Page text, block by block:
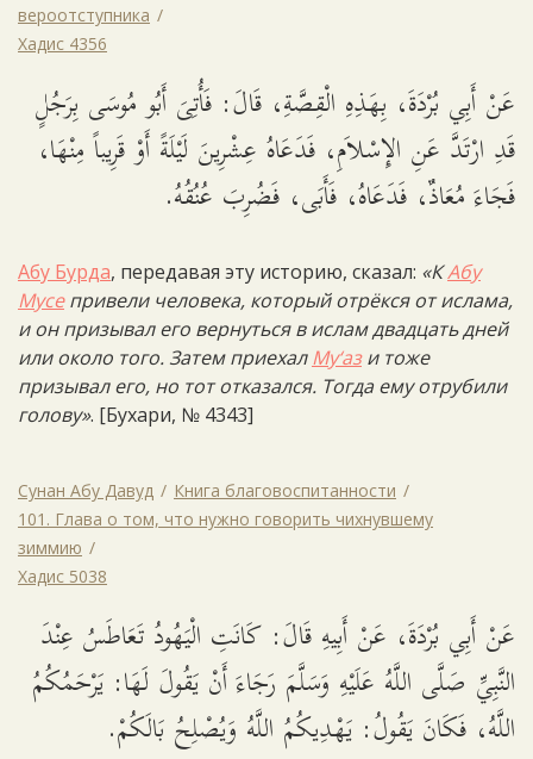
вероотступника
Хадис 4356
عَنْ أَبِي بُرْدَةَ، بِهَذِهِ الْقِصَّةِ، قَالَ: فَأُتِىَ أَبُو مُوسَى بِرَجُلٍ
قَدِ ارْتَدَّ عَنِ الإِسْلاَمِ، فَدَعَاهُ عِشْرِينَ لَيْلَةً أَوْ قَرِيباً مِنْهَا،
فَجَاءَ مُعَاذٌ، فَدَعَاهُ، فَأَبَى، فَضُرِبَ عُنُقُهُ.
Абу Бурда, передавая эту историю, сказал: «КАбу
Мусепривели человека, который отрёкся от ислама,
и он призывал его вернуться в ислам двадцать дней
или около того. Затем приехалМу‘ази тоже
призывал его, но тот отказался. Тогда ему отрубили
голову». [Бухари, № 4343]
Сунан Абу Давуд
Книга благовоспитанности
101. Глава о том, что нужно говорить чихнувшему
зиммию
Хадис 5038
عَنْ أَبِي بُرْدَةَ، عَنْ أَبِيهِ قَالَ: كَانَتِ الْيَهُودُ تَعَاطَسُ عِنْدَ
النَّبِيِّ صَلَّى اللَّهُ عَلَيْهِ وَسَلَّمَ رَجَاءَ أَنْ يَقُولَ لَهَا: يَرْحَمُكُمُ
اللَّهُ، فَكَانَ يَقُولُ: يَهْدِيكُمُ اللَّهُ وَيُصْلِحُ بَالَكُمْ.